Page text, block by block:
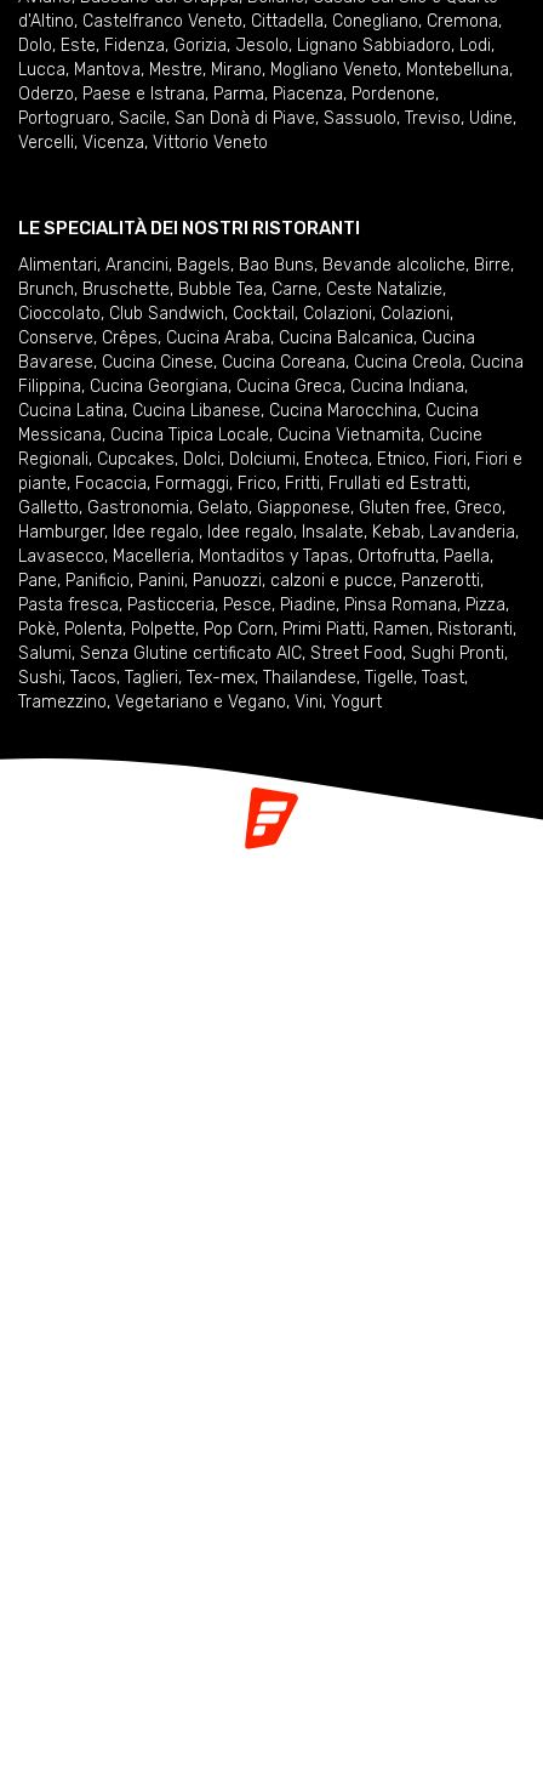
d'Altino, Castelfranco Veneto, Cittadella, Conegliano, Cremona,
Dolo, Este, Fidenza, Gorizia, Jesolo, Lignano Sabbiadoro, Lodi,
Lucca, Mantova, Mestre, Mirano, Mogliano Veneto, Montebelluna,
Oderzo, Paese e Istrana, Parma, Piacenza, Pordenone,
Portogruaro, Sacile, San Donà di Piave, Sassuolo, Treviso, Udine,
Vercelli, Vicenza, Vittorio Veneto
LE SPECIALITÀ DEI NOSTRI RISTORANTI
Alimentari, Arancini, Bagels, Bao Buns, Bevande alcoliche, Birre,
Brunch, Bruschette, Bubble Tea, Carne, Ceste Natalizie,
Cioccolato, Club Sandwich, Cocktail , Colazioni, Colazioni,
Conserve, Crêpes, Cucina Araba, Cucina Balcanica, Cucina
Bavarese, Cucina Cinese, Cucina Coreana, Cucina Creola, Cucina
Filippina, Cucina Georgiana, Cucina Greca, Cucina Indiana,
Cucina Latina, Cucina Libanese, Cucina Marocchina, Cucina
Messicana, Cucina Tipica Locale, Cucina Vietnamita, Cucine
Regionali, Cupcakes, Dolci, Dolciumi, Enoteca, Etnico, Fiori, Fiori e
piante, Focaccia, Formaggi, Frico, Fritti, Frullati ed Estratti,
Galletto, Gastronomia, Gelato, Giapponese, Gluten free, Greco,
Hamburger, Idee regalo, Idee regalo, Insalate, Kebab, Lavanderia,
Lavasecco, Macelleria, Montaditos y Tapas, Ortofrutta, Paella,
Pane, Panificio, Panini, Panuozzi, calzoni e pucce, Panzerotti,
Pasta fresca, Pasticceria, Pesce, Piadine, Pinsa Romana, Pizza,
Pokè, Polenta, Polpette, Pop Corn, Primi Piatti, Ramen, Ristoranti,
Salumi, Senza Glutine certificato AIC, Street Food, Sughi Pronti,
Sushi, Tacos, Taglieri, Tex-mex, Thailandese, Tigelle, Toast,
Tramezzino, Vegetariano e Vegano, Vini, Yogurt